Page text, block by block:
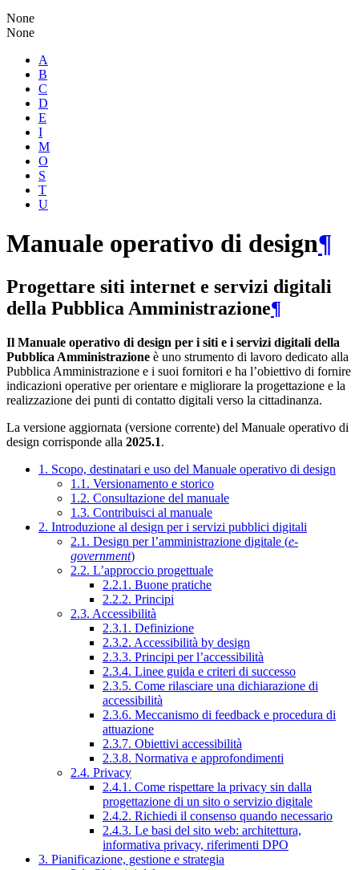
None
None
A
B
C
D
E
I
M
O
S
T
U
Manuale operativo di design¶
Progettare siti internet e servizi digitali
della Pubblica Amministrazione¶
Il Manuale operativo di design per i siti e i servizi digitali della
Pubblica Amministrazione è uno strumento di lavoro dedicato alla
Pubblica Amministrazione e i suoi fornitori e ha l’obiettivo di fornire
indicazioni operative per orientare e migliorare la progettazione e la
realizzazione dei punti di contatto digitali verso la cittadinanza.
La versione aggiornata (versione corrente) del Manuale operativo di
design corrisponde alla 2025.1.
1. Scopo, destinatari e uso del Manuale operativo di design
1.1. Versionamento e storico
1.2. Consultazione del manuale
1.3. Contribuisci al manuale
2. Introduzione al design per i servizi pubblici digitali
2.1. Design per l’amministrazione digitale (e-
government)
2.2. L’approccio progettuale
2.2.1. Buone pratiche
2.2.2. Principi
2.3. Accessibilità
2.3.1. Definizione
2.3.2. Accessibilità by design
2.3.3. Principi per l’accessibilità
2.3.4. Linee guida e criteri di successo
2.3.5. Come rilasciare una dichiarazione di
accessibilità
2.3.6. Meccanismo di feedback e procedura di
attuazione
2.3.7. Obiettivi accessibilità
2.3.8. Normativa e approfondimenti
2.4. Privacy
2.4.1. Come rispettare la privacy sin dalla
progettazione di un sito o servizio digitale
2.4.2. Richiedi il consenso quando necessario
2.4.3. Le basi del sito web: architettura,
informativa privacy, riferimenti DPO
3. Pianificazione, gestione e strategia